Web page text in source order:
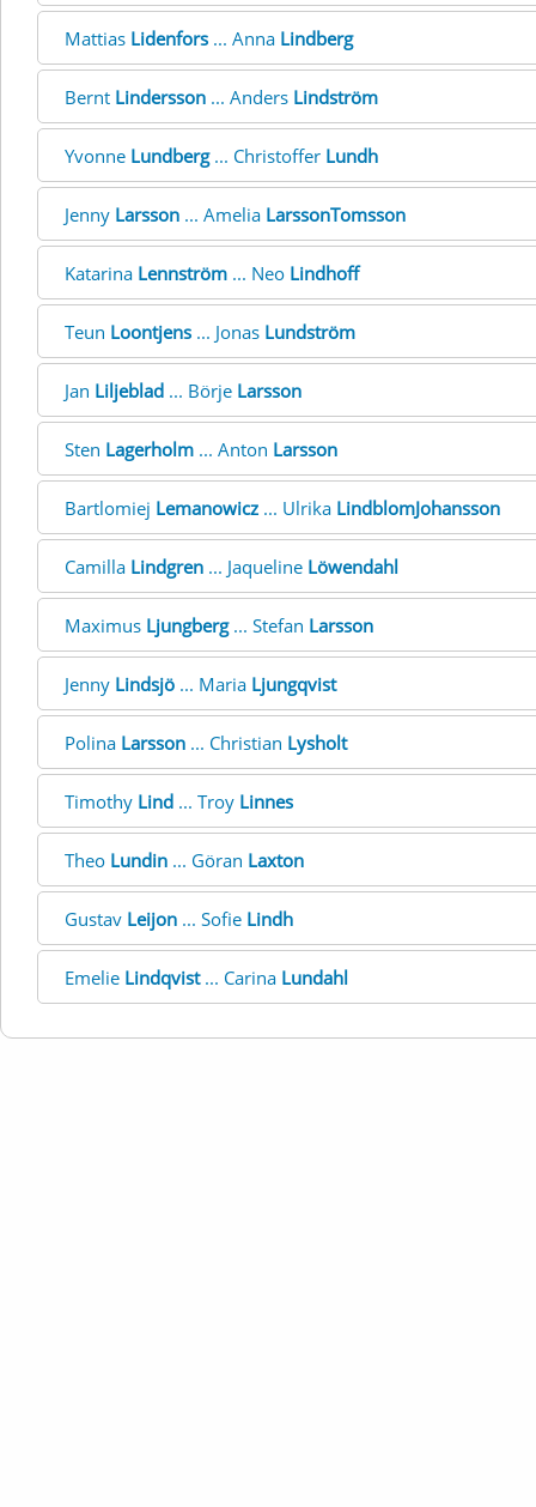
Mattias Lidenfors ... Anna Lindberg
Bernt Lindersson ... Anders Lindström
Yvonne Lundberg... Christoffer Lundh
Jenny Larsson ... Amelia LarssonTomsson
Katarina Lennström ... Neo Lindhoff
Teun Loontjens ... Jonas Lundström
Jan Liljeblad ... Börje Larsson
Sten Lagerholm ... Anton Larsson
Bartlomiej Lemanowicz ... Ulrika LindblomJohansson
Camilla Lindgren ... Jaqueline Löwendahl
Maximus Ljungberg... Stefan Larsson
Jenny Lindsjö ... Maria Ljungqvist
Polina Larsson ... Christian Lysholt
Timothy Lind ... Troy Linnes
Theo Lundin ... Göran Laxton
Gustav Leijon ... Sofie Lindh
Emelie Lindqvist... Carina Lundahl